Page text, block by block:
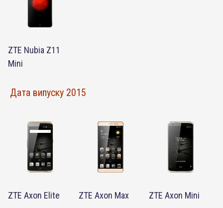
ZTE Nubia Z11
Mini
Дата випуску 2015
ZTE Axon Elite ZTE Axon Max ZTE Axon Mini